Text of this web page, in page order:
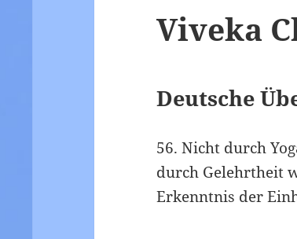
Viveka
Deutsche
56. Nicht durch
durch Gelehrtheit
Erkenntnis der